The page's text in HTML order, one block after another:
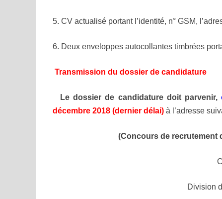
5. CV actualisé portant l’identité, n° GSM,
6. Deux enveloppes autocollantes timbrées
Transmission du dossier de candidature
Le dossier de candidature doit parvenir,
décembre 2018 (dernier délai) à l’adresse
(Concours de recrutement
Division